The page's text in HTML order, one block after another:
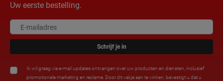
Uw eerste bestelling.
Schrijf je in
Ik wil graag via e-mail updates ontvangen over uw producten en diensten, inclusief
promotionele marketing en reclame. Door dit vakje aan te vinken, bevestigt u dat u